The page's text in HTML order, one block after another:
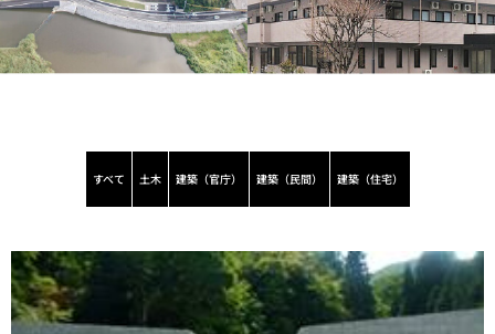
すべて 土木 建築（官庁） 建築（民間） 建築（住宅）